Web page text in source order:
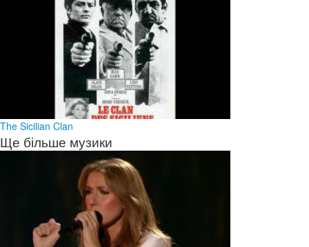
The Sicilian Clan
Ще більше музики